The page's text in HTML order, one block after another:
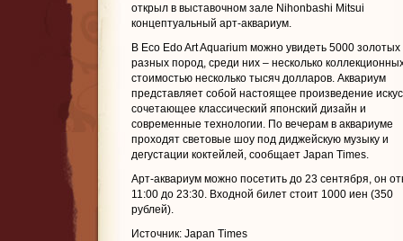
открыл в выставочном зале Nihonbashi Mitsui
концептуальный арт-аквариум.
В Eco Edo Art Aquarium можно увидеть 5000
разных пород, среди них – несколько
стоимостью несколько тысяч долларов. Аквариум
представляет собой настоящее произведение
сочетающее классический японский дизайн и
современные технологии. По вечерам в аквариуме
проходят световые шоу под диджейскую музыку и
дегустации коктейлей, сообщает Japan Times.
Арт-аквариум можно посетить до 23 сентября, он
11:00 до 23:30. Входной билет стоит 1000 иен (350
рублей).
Источник: Japan Times